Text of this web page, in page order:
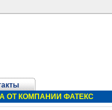
ОТ КОМПАНИИ ФАТЕКС